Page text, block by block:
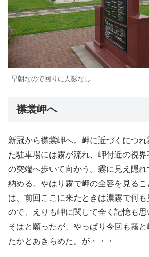
早朝なので回りに人影なし
襟裳岬へ
新冠から襟裳岬へ。岬に近づくにつ
た駐車場には霧が流れ、岬付近の視
の突端へ歩いて向かう。霧に見え隠
納める。やはり霧で岬の全容を見る
は、前回ここに来たときは濃霧で何
ので、えりも岬に関して全く記憶も思
そはと願ったが、やっぱり今回も霧
たかとあきらめた。が・・・